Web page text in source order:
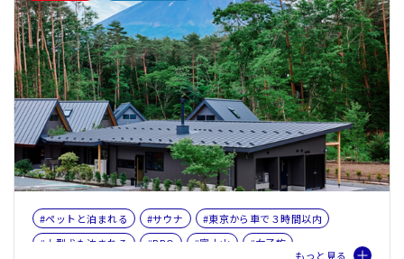
#ペットと泊まれる #サウナ
#東京から車で３時間以内
#大型犬も泊まれる
#BBQ #富士山
#女子旅